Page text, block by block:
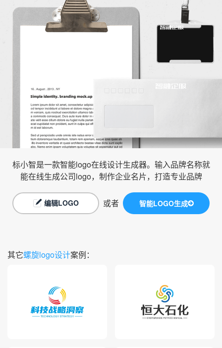
标小智是一款智能logo在线设计生成器。输入品牌名称就
能在线生成公司logo，制作企业名片，打造专业品牌
编辑LOGO 或者 智能LOGO生成
其它螺旋logo设计案例：